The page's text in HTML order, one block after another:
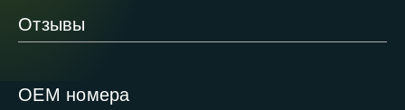
Отзывы
ОЕМ номера